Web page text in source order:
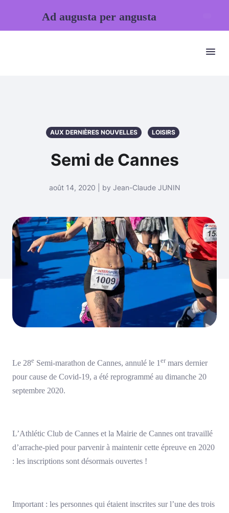
AUX DERNIÈRES NOUVELLES LOISIRS
Semi de Cannes
août 14, 2020 | by Jean-Claude JUNIN
Le 28e Semi-marathon de Cannes, annulé le 1 ermars dernier
pour cause de Covid-19, a été reprogrammé au dimanche 20
septembre 2020.
L’Athlétic Club de Cannes et la Mairie de Cannes ont travaillé
d’arrache-pied pour parvenir à maintenir cette épreuve en 2020
: les inscriptions sont désormais ouvertes !
Important : les personnes qui étaient inscrites sur l’une des trois
Ad augusta per angusta